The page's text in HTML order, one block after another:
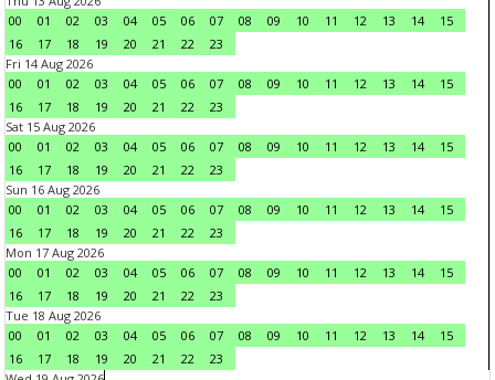
00
01 02 03 04 05 06 07 08 09 10 11 12 13 14
15
16
17 18 19 20 21 22
23
Fri 14 Aug 2026
00
01 02 03 04 05 06 07 08 09 10 11 12 13 14
15
16
17 18 19 20 21 22
23
Sat 15 Aug 2026
00
01 02 03 04 05 06 07 08 09 10 11 12 13 14
15
16
17 18 19 20 21 22
23
Sun 16 Aug 2026
00
01 02 03 04 05 06 07 08 09 10 11 12 13 14
15
16
17 18 19 20 21 22
23
Mon 17 Aug 2026
00
01 02 03 04 05 06 07 08 09 10 11 12 13 14
15
16
17 18 19 20 21 22
23
Tue 18 Aug 2026
00
01 02 03 04 05 06 07 08 09 10 11 12 13 14
15
16
17 18 19 20 21 22
23